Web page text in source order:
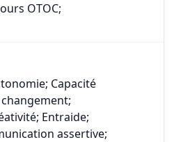
OTOC;
Capacité
Entraide;
assertive;